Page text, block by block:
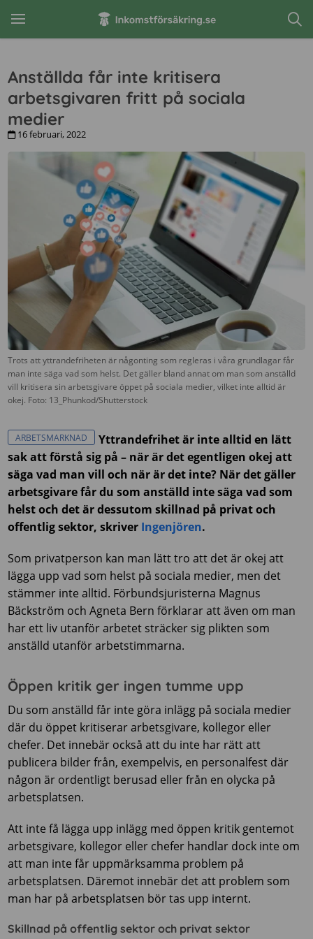
Anställda får inte kritisera
arbetsgivaren fritt på sociala
medier
16 februari, 2022
Trots att yttrandefriheten är någonting som regleras i våra grundlagar får
man inte säga vad som helst. Det gäller bland annat om man som anställd
vill kritisera sin arbetsgivare öppet på sociala medier, vilket inte alltid är
okej. Foto: 13_Phunkod/Shutterstock
ARBETSMARKNAD
Yttrandefrihet är inte alltid en lätt
sak att förstå sig på – när är det egentligen okej att
säga vad man vill och när är det inte? När det gäller
arbetsgivare får du som anställd inte säga vad som
helst och det är dessutom skillnad på privat och
offentlig sektor, skriver Ingenjören.
Som privatperson kan man lätt tro att det är okej att
lägga upp vad som helst på sociala medier, men det
stämmer inte alltid. Förbundsjuristerna Magnus
Bäckström och Agneta Bern förklarar att även om man
har ett liv utanför arbetet sträcker sig plikten som
anställd utanför arbetstimmarna.
Öppen kritik ger ingen tumme upp
Du som anställd får inte göra inlägg på sociala medier
där du öppet kritiserar arbetsgivare, kollegor eller
chefer. Det innebär också att du inte har rätt att
publicera bilder från, exempelvis, en personalfest där
någon är ordentligt berusad eller från en olycka på
arbetsplatsen.
Att inte få lägga upp inlägg med öppen kritik gentemot
arbetsgivare, kollegor eller chefer handlar dock inte om
att man inte får uppmärksamma problem på
arbetsplatsen. Däremot innebär det att problem som
man har på arbetsplatsen bör tas upp internt.
Skillnad på offentlig sektor och privat sektor